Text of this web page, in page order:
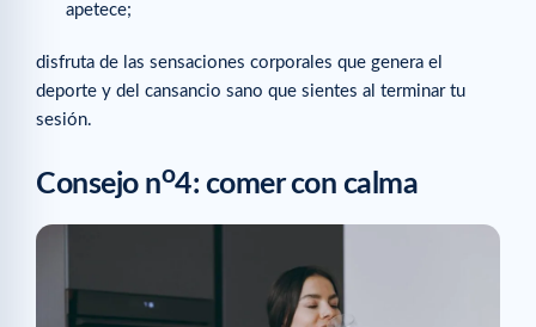
apetece;
disfruta de las sensaciones corporales que genera el
deporte y del cansancio sano que sientes al terminar tu
sesión.
Consejo no4: comer con calma